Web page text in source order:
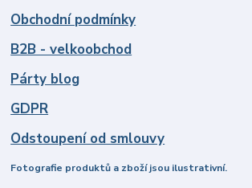
Obchodní podmínky
B2B - velkoobchod
Párty blog
GDPR
Odstoupení od smlouvy
Fotografie produktů a zboží jsou ilustrativní.